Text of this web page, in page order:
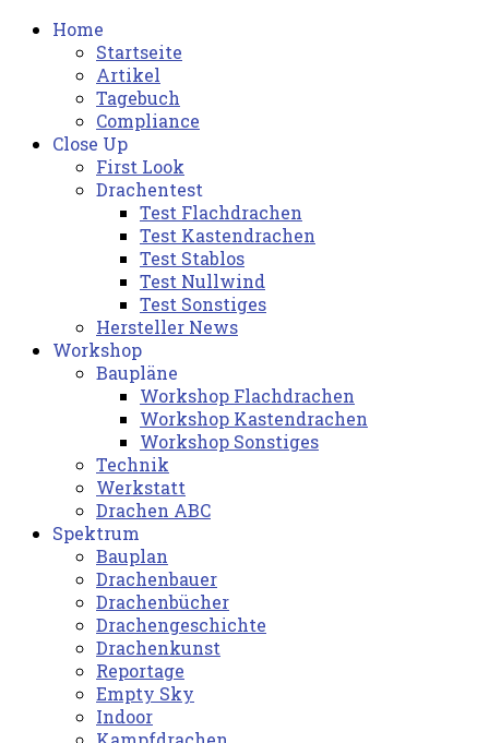
Home
Startseite
Artikel
Tagebuch
Compliance
Close Up
First Look
Drachentest
Test Flachdrachen
Test Kastendrachen
Test Stablos
Test Nullwind
Test Sonstiges
Hersteller News
Workshop
Baupläne
Workshop Flachdrachen
Workshop Kastendrachen
Workshop Sonstiges
Technik
Werkstatt
Drachen ABC
Spektrum
Bauplan
Drachenbauer
Drachenbücher
Drachengeschichte
Drachenkunst
Reportage
Empty Sky
Indoor